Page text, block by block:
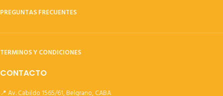
PREGUNTAS FRECUENTES
TERMINOS Y CONDICIONES
CONTACTO
📍 Av. Cabildo 1565/61, Belgrano, CABA